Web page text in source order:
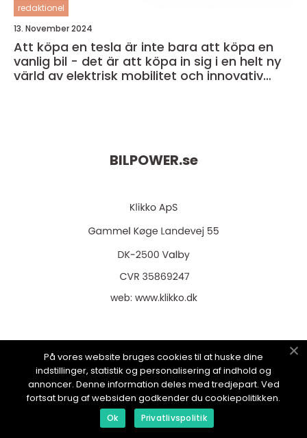
redaktionel
13. November 2024
Att köpa en tesla är inte bara att köpa en
vanlig bil - det är att köpa in sig i en helt ny
värld av elektrisk mobilitet och innovativ
BILPOWER.se
web: www.klikko.dk
Menu
Annonsering
På vores website bruges cookies til at huske dine
indstillinger, statistik og personalisering af indhold og
annoncer. Denne information deles med tredjepart. Ved
fortsat brug af websiden godkender du cookiepolitikken.
Ok Privatlivspolitik